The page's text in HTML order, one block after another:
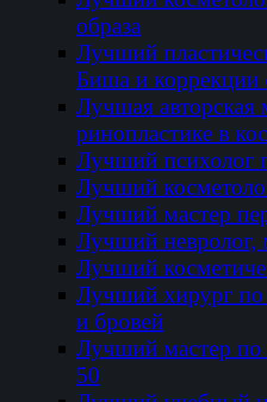
образа
Лучший
Биша и коррекции
Лучшая авторская
ринопластике в
Лучший психолог
Лучший
Лучший мастер
Лучший невролог,
Лучший
Лучший хирург по
и бровей
Лучший мастер
50